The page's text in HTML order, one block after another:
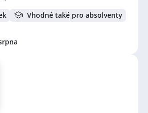
Vhodné také pro absolventy